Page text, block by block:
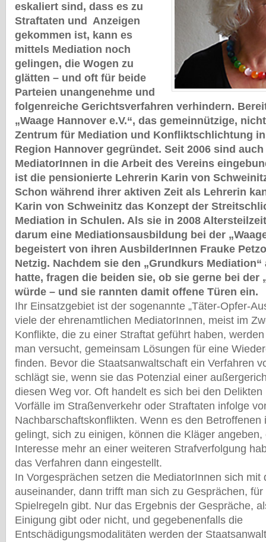
eskaliert sind, dass es zu
Straftaten und Anzeigen
gekommen ist, kann es
mittels Mediation noch
gelingen, die Wogen zu
glätten – und oft für beide
Parteien unangenehme und
folgenreiche Gerichtsverfahren verhindern.
„Waage Hannover e.V.“, das gemeinnützige,
Zentrum für Mediation und Konfliktschlichtung
Region Hannover gegründet. Seit 2006 sind
MediatorInnen in die Arbeit des Vereins
ist die pensionierte Lehrerin Karin von
Schon während ihrer aktiven Zeit als Lehrerin
Karin von Schweinitz das Konzept der
Mediation in Schulen. Als sie in 2008
darum eine Mediationsausbildung bei der
begeistert von ihren AusbilderInnen Frauke
Netzig. Nachdem sie den „Grundkurs
hatte, fragen die beiden sie, ob sie gerne bei der
würde – und sie rannten damit offene Türen ein.
Ihr Einsatzgebiet ist der sogenannte „Täter-Opfer-
viele der ehrenamtlichen MediatorInnen, meist im
Konflikte, die zu einer Straftat geführt haben,
man versucht, gemeinsam Lösungen für eine
finden. Bevor die Staatsanwaltschaft ein Verfahren
schlägt sie, wenn sie das Potenzial einer
diesen Weg vor. Oft handelt es sich bei den
Vorfälle im Straßenverkehr oder Straftaten infolge
Nachbarschaftskonflikten. Wenn es den Betroffenen
gelingt, sich zu einigen, können die Kläger angeben,
Interesse mehr an einer weiteren Strafverfolgung
das Verfahren dann eingestellt.
In Vorgesprächen setzen die MediatorInnen sich mit
auseinander, dann trifft man sich zu Gesprächen,
Spielregeln gibt. Nur das Ergebnis der Gespräche,
Einigung gibt oder nicht, und gegebenenfalls die
Entschädigungsmodalitäten werden der